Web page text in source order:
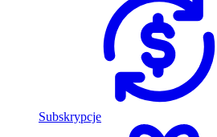
Subskrypcje